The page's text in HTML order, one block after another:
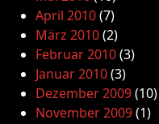
April 2010(7)
März 2010(2)
Februar 2010(3)
Januar 2010(3)
Dezember 2009(10)
November 2009(1)